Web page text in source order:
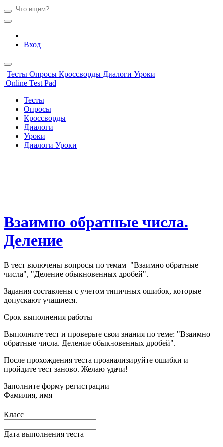
Вход
Тесты Опросы Кроссворды Диалоги Уроки
Online Test Pad
Тесты
Опросы
Кроссворды
Диалоги
Уроки
Диалоги Уроки
Взаимно обратные числа.
Деление
В тест включены вопросы по темам "Взаимно обратные
числа", "Деление обыкновенных дробей".
Задания составлены с учетом типичных ошибок, которые
допускают учащиеся.
Срок выполнения работы
Выполните тест и проверьте свои знания по теме: "Взаимно
обратные числа. Деление обыкновенных дробей".
После прохождения теста проанализируйте ошибки и
пройдите тест заново. Желаю удачи!
Заполните форму регистрации
Фамилия, имя
Класс
Дата выполнения теста